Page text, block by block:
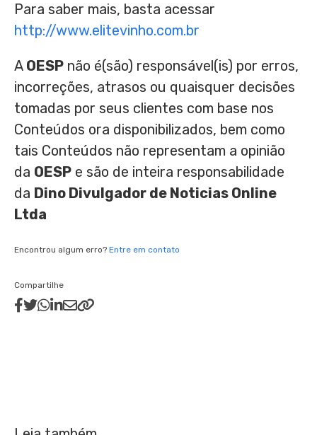
Para saber mais, basta acessar
http://www.elitevinho.com.br
A OESP não é(são) responsável(is) por erros,
incorreções, atrasos ou quaisquer decisões
tomadas por seus clientes com base nos
Conteúdos ora disponibilizados, bem como
tais Conteúdos não representam a opinião
da OESP e são de inteira responsabilidade
da Dino Divulgador de Noticias Online
Ltda
Encontrou algum erro? Entre em contato
Compartilhe